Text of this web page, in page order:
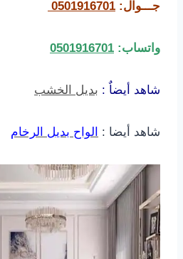
جـــوال: 0501916701
واتساب: 0501916701
شاهد أيضاٌ : بديل الخشب
شاهد أيضا : الواح بديل الرخام